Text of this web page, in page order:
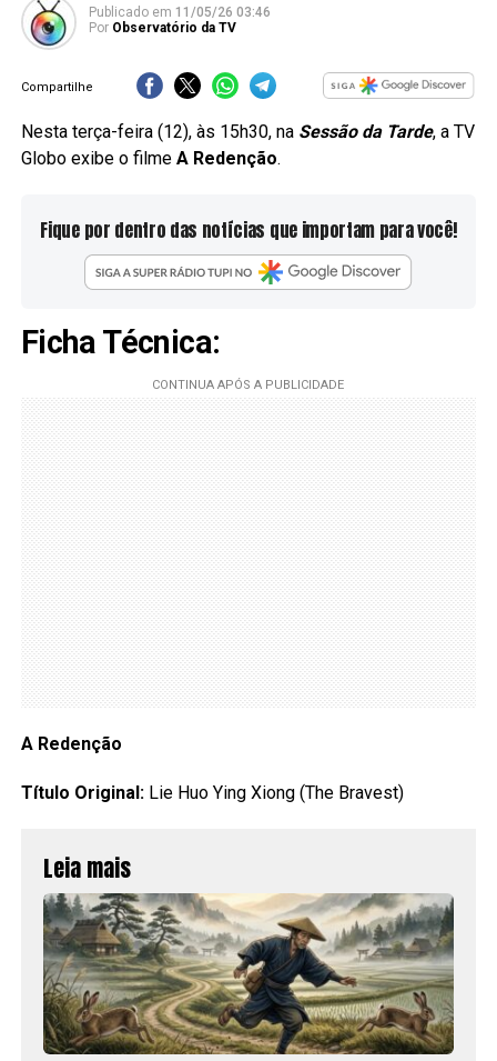
Publicado em 11/05/26 03:46
Por Observatório da TV
Compartilhe
Nesta terça-feira (12), às 15h30, na Sessão da Tarde, a TV
Globo exibe o filme A Redenção.
Fique por dentro das notícias que importam para você!
Ficha Técnica:
A Redenção
Título Original: Lie Huo Ying Xiong (The Bravest)
Leia mais